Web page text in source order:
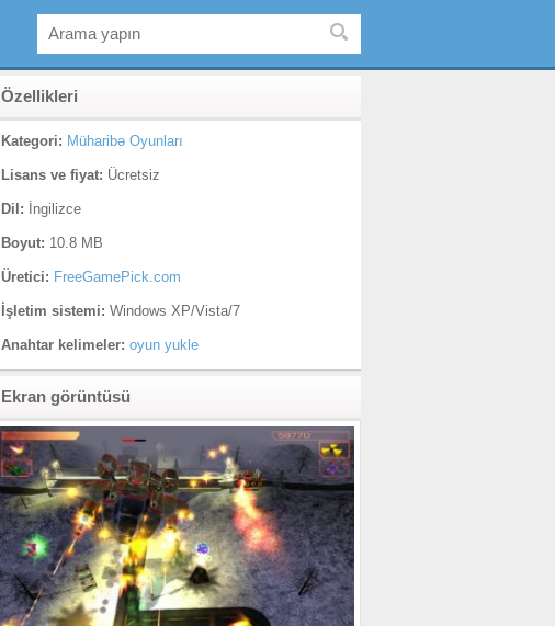
Özellikleri
Kategori: Müharibə Oyunları
Lisans ve fiyat: Ücretsiz
Dil: İngilizce
Boyut: 10.8 MB
Üretici: FreeGamePick.com
İşletim sistemi: Windows XP/Vista/7
Anahtar kelimeler: oyun yukle
Ekran görüntüsü